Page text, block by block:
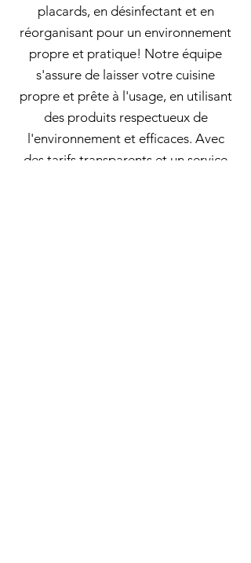
placards, en désinfectant et en
réorganisant pour un environnement
propre et pratique! Notre équipe
s'assure de laisser votre cuisine
propre et prête à l'usage, en utilisant
des produits respectueux de
l'environnement et efficaces. Avec
des tarifs transparents et un service